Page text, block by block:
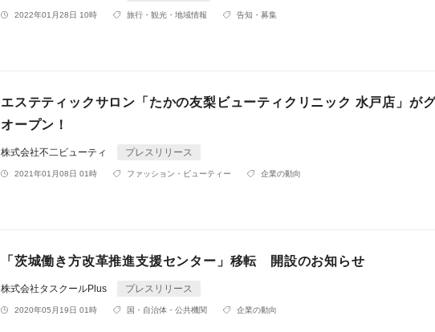
2022年01月28日 10時 旅行・観光・地域情報 告知・募集
エステティックサロン「たかの友梨ビューティクリニック 水戸店」が
オープン！
株式会社不二ビューティ プレスリリース
2021年01月08日 01時 ファッション・ビューティー 企業の動向
「茨城働き方改革推進支援センター」移転 開設のお知らせ
株式会社タスクールPlus プレスリリース
2020年05月19日 01時 国・自治体・公共機関 企業の動向